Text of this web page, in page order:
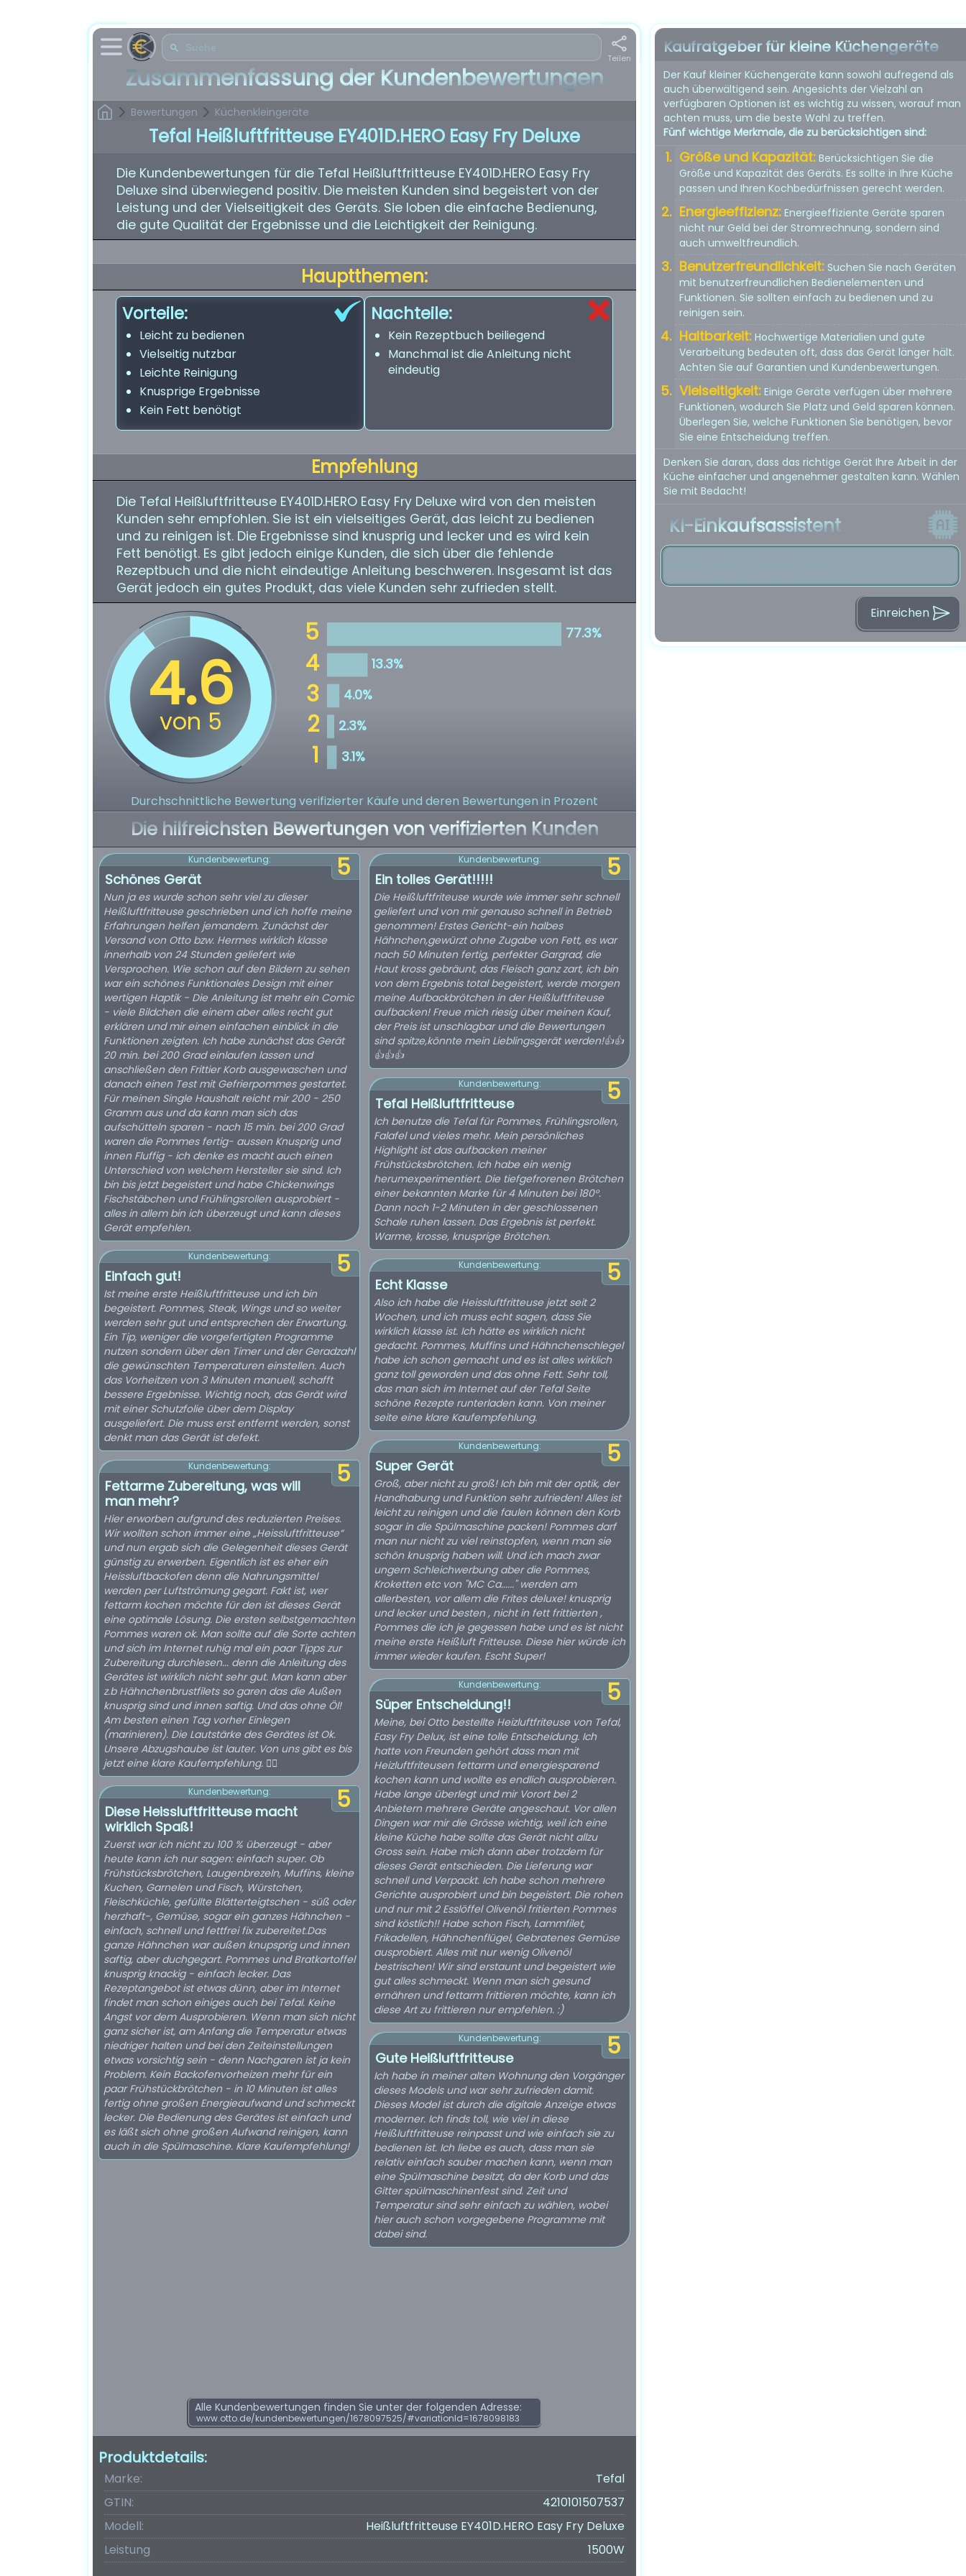
Teilen
Zusammenfassung der Kundenbewertungen
Bewertungen Küchenkleingeräte
Tefal Heißluftfritteuse EY401D.HERO Easy Fry Deluxe
Die Kundenbewertungen für die Tefal Heißluftfritteuse EY401D.HERO Easy Fry
Deluxe sind überwiegend positiv. Die meisten Kunden sind begeistert von der
Leistung und der Vielseitigkeit des Geräts. Sie loben die einfache Bedienung,
die gute Qualität der Ergebnisse und die Leichtigkeit der Reinigung.
Hauptthemen:
Vorteile:
Leicht zu bedienen
Vielseitig nutzbar
Leichte Reinigung
Knusprige Ergebnisse
Kein Fett benötigt
Nachteile:
Kein Rezeptbuch beiliegend
Manchmal ist die Anleitung nicht
eindeutig
Empfehlung
Die Tefal Heißluftfritteuse EY401D.HERO Easy Fry Deluxe wird von den meisten
Kunden sehr empfohlen. Sie ist ein vielseitiges Gerät, das leicht zu bedienen
und zu reinigen ist. Die Ergebnisse sind knusprig und lecker und es wird kein
Fett benötigt. Es gibt jedoch einige Kunden, die sich über die fehlende
Rezeptbuch und die nicht eindeutige Anleitung beschweren. Insgesamt ist das
Gerät jedoch ein gutes Produkt, das viele Kunden sehr zufrieden stellt.
Durchschnittliche Bewertung verifizierter Käufe und deren Bewertungen in Prozent
Die hilfreichsten Bewertungen von verifizierten Kunden
5
Kundenbewertung:
Schönes Gerät
Nun ja es wurde schon sehr viel zu dieser
Heißluftfritteuse geschrieben und ich hoffe meine
Erfahrungen helfen jemandem. Zunächst der
Versand von Otto bzw. Hermes wirklich klasse
innerhalb von 24 Stunden geliefert wie
Versprochen. Wie schon auf den Bildern zu sehen
war ein schönes Funktionales Design mit einer
wertigen Haptik - Die Anleitung ist mehr ein Comic
- viele Bildchen die einem aber alles recht gut
erklären und mir einen einfachen einblick in die
Funktionen zeigten. Ich habe zunächst das Gerät
20 min. bei 200 Grad einlaufen lassen und
anschließen den Frittier Korb ausgewaschen und
danach einen Test mit Gefrierpommes gestartet.
Für meinen Single Haushalt reicht mir 200 - 250
Gramm aus und da kann man sich das
aufschütteln sparen - nach 15 min. bei 200 Grad
waren die Pommes fertig- aussen Knusprig und
innen Fluffig - ich denke es macht auch einen
Unterschied von welchem Hersteller sie sind. Ich
bin bis jetzt begeistert und habe Chickenwings
Fischstäbchen und Frühlingsrollen ausprobiert -
alles in allem bin ich überzeugt und kann dieses
Gerät empfehlen.
5
Kundenbewertung:
Einfach gut!
Ist meine erste Heißluftfritteuse und ich bin
begeistert. Pommes, Steak, Wings und so weiter
werden sehr gut und entsprechen der Erwartung.
Ein Tip, weniger die vorgefertigten Programme
nutzen sondern über den Timer und der Geradzahl
die gewünschten Temperaturen einstellen. Auch
das Vorheitzen von 3 Minuten manuell, schafft
bessere Ergebnisse. Wichtig noch, das Gerät wird
mit einer Schutzfolie über dem Display
ausgeliefert. Die muss erst entfernt werden, sonst
denkt man das Gerät ist defekt.
5
Kundenbewertung:
Fettarme Zubereitung, was will
man mehr?
Hier erworben aufgrund des reduzierten Preises.
Wir wollten schon immer eine „Heissluftfritteuse“
und nun ergab sich die Gelegenheit dieses Gerät
günstig zu erwerben. Eigentlich ist es eher ein
Heissluftbackofen denn die Nahrungsmittel
werden per Luftströmung gegart. Fakt ist, wer
fettarm kochen möchte für den ist dieses Gerät
eine optimale Lösung. Die ersten selbstgemachten
Pommes waren ok. Man sollte auf die Sorte achten
und sich im Internet ruhig mal ein paar Tipps zur
Zubereitung durchlesen... denn die Anleitung des
Gerätes ist wirklich nicht sehr gut. Man kann aber
z.b Hähnchenbrustfilets so garen das die Außen
knusprig sind und innen saftig. Und das ohne Öl!
Am besten einen Tag vorher Einlegen
(marinieren). Die Lautstärke des Gerätes ist Ok.
Unsere Abzugshaube ist lauter. Von uns gibt es bis
jetzt eine klare Kaufempfehlung. 👍🏻
5
Kundenbewertung:
Diese Heissluftfritteuse macht
wirklich Spaß!
Zuerst war ich nicht zu 100 % überzeugt - aber
heute kann ich nur sagen: einfach super. Ob
Frühstücksbrötchen, Laugenbrezeln, Muffins, kleine
Kuchen, Garnelen und Fisch, Würstchen,
Fleischküchle, gefüllte Blätterteigtschen - süß oder
herzhaft-, Gemüse, sogar ein ganzes Hähnchen -
einfach, schnell und fettfrei fix zubereitet.Das
ganze Hähnchen war außen knupsprig und innen
saftig, aber duchgegart. Pommes und Bratkartoffel
knusprig knackig - einfach lecker. Das
Rezeptangebot ist etwas dünn, aber im Internet
findet man schon einiges auch bei Tefal. Keine
Angst vor dem Ausprobieren. Wenn man sich nicht
ganz sicher ist, am Anfang die Temperatur etwas
niedriger halten und bei den Zeiteinstellungen
etwas vorsichtig sein - denn Nachgaren ist ja kein
Problem. Kein Backofenvorheizen mehr für ein
paar Frühstückbrötchen - in 10 Minuten ist alles
fertig ohne großen Energieaufwand und schmeckt
lecker. Die Bedienung des Gerätes ist einfach und
es läßt sich ohne großen Aufwand reinigen, kann
auch in die Spülmaschine. Klare Kaufempfehlung!
5
Kundenbewertung:
Ein tolles Gerät!!!!!
Die Heißluftfriteuse wurde wie immer sehr schnell
geliefert und von mir genauso schnell in Betrieb
genommen! Erstes Gericht-ein halbes
Hähnchen,gewürzt ohne Zugabe von Fett, es war
nach 50 Minuten fertig, perfekter Gargrad, die
Haut kross gebräunt, das Fleisch ganz zart, ich bin
von dem Ergebnis total begeistert, werde morgen
meine Aufbackbrötchen in der Heißluftfriteuse
aufbacken! Freue mich riesig über meinen Kauf,
der Preis ist unschlagbar und die Bewertungen
sind spitze,könnte mein Lieblingsgerät werden!👍👍
👍👍👍
5
Kundenbewertung:
Tefal Heißluftfritteuse
Ich benutze die Tefal für Pommes, Frühlingsrollen,
Falafel und vieles mehr. Mein persönliches
Highlight ist das aufbacken meiner
Frühstücksbrötchen. Ich habe ein wenig
herumexperimentiert. Die tiefgefrorenen Brötchen
einer bekannten Marke für 4 Minuten bei 180°.
Dann noch 1-2 Minuten in der geschlossenen
Schale ruhen lassen. Das Ergebnis ist perfekt.
Warme, krosse, knusprige Brötchen.
5
Kundenbewertung:
Echt Klasse
Also ich habe die Heissluftfritteuse jetzt seit 2
Wochen, und ich muss echt sagen, dass Sie
wirklich klasse ist. Ich hätte es wirklich nicht
gedacht. Pommes, Muffins und Hähnchenschlegel
habe ich schon gemacht und es ist alles wirklich
ganz toll geworden und das ohne Fett. Sehr toll,
das man sich im Internet auf der Tefal Seite
schöne Rezepte runterladen kann. Von meiner
seite eine klare Kaufempfehlung.
5
Kundenbewertung:
Super Gerät
Groß, aber nicht zu groß! Ich bin mit der optik, der
Handhabung und Funktion sehr zufrieden! Alles ist
leicht zu reinigen und die faulen können den Korb
sogar in die Spülmaschine packen! Pommes darf
man nur nicht zu viel reinstopfen, wenn man sie
schön knusprig haben will. Und ich mach zwar
ungern Schleichwerbung aber die Pommes,
Kroketten etc von "MC Ca......" werden am
allerbesten, vor allem die Frites deluxe! knusprig
und lecker und besten , nicht in fett frittierten ,
Pommes die ich je gegessen habe und es ist nicht
meine erste Heißluft Fritteuse. Diese hier würde ich
immer wieder kaufen. Escht Super!
5
Kundenbewertung:
Süper Entscheidung!!
Meine, bei Otto bestellte Heizluftfriteuse von Tefal,
Easy Fry Delux, ist eine tolle Entscheidung. Ich
hatte von Freunden gehört dass man mit
Heizluftfriteusen fettarm und energiesparend
kochen kann und wollte es endlich ausprobieren.
Habe lange überlegt und mir Vorort bei 2
Anbietern mehrere Geräte angeschaut. Vor allen
Dingen war mir die Grösse wichtig, weil ich eine
kleine Küche habe sollte das Gerät nicht allzu
Gross sein. Habe mich dann aber trotzdem für
dieses Gerät entschieden. Die Lieferung war
schnell und Verpackt. Ich habe schon mehrere
Gerichte ausprobiert und bin begeistert. Die rohen
und nur mit 2 Esslöffel Olivenöl fritierten Pommes
sind köstlich!! Habe schon Fisch, Lammfilet,
Frikadellen, Hähnchenflügel, Gebratenes Gemüse
ausprobiert. Alles mit nur wenig Olivenöl
bestrischen! Wir sind erstaunt und begeistert wie
gut alles schmeckt. Wenn man sich gesund
ernähren und fettarm frittieren möchte, kann ich
diese Art zu frittieren nur empfehlen. :)
5
Kundenbewertung:
Gute Heißluftfritteuse
Ich habe in meiner alten Wohnung den Vorgänger
dieses Models und war sehr zufrieden damit.
Dieses Model ist durch die digitale Anzeige etwas
moderner. Ich finds toll, wie viel in diese
Heißluftfritteuse reinpasst und wie einfach sie zu
bedienen ist. Ich liebe es auch, dass man sie
relativ einfach sauber machen kann, wenn man
eine Spülmaschine besitzt, da der Korb und das
Gitter spülmaschinenfest sind. Zeit und
Temperatur sind sehr einfach zu wählen, wobei
hier auch schon vorgegebene Programme mit
dabei sind.
Alle Kundenbewertungen finden Sie unter der folgenden Adresse:
www.otto.de/kundenbewertungen/1678097525/#variationId=1678098183
Produktdetails:
Marke:
Tefal
GTIN:
4210101507537
Modell:
Heißluftfritteuse EY401D.HERO Easy Fry Deluxe
Leistung
1500W
Kaufratgeber für kleine Küchengeräte
Der Kauf kleiner Küchengeräte kann sowohl aufregend als
auch überwältigend sein. Angesichts der Vielzahl an
verfügbaren Optionen ist es wichtig zu wissen, worauf man
achten muss, um die beste Wahl zu treffen.
Fünf wichtige Merkmale, die zu berücksichtigen sind:
Größe und Kapazität: Berücksichtigen Sie die
Größe und Kapazität des Geräts. Es sollte in Ihre Küche
passen und Ihren Kochbedürfnissen gerecht werden.
Energieeffizienz: Energieeffiziente Geräte sparen
nicht nur Geld bei der Stromrechnung, sondern sind
auch umweltfreundlich.
Benutzerfreundlichkeit: Suchen Sie nach Geräten
mit benutzerfreundlichen Bedienelementen und
Funktionen. Sie sollten einfach zu bedienen und zu
reinigen sein.
Haltbarkeit: Hochwertige Materialien und gute
Verarbeitung bedeuten oft, dass das Gerät länger hält.
Achten Sie auf Garantien und Kundenbewertungen.
Vielseitigkeit: Einige Geräte verfügen über mehrere
Funktionen, wodurch Sie Platz und Geld sparen können.
Überlegen Sie, welche Funktionen Sie benötigen, bevor
Sie eine Entscheidung treffen.
Denken Sie daran, dass das richtige Gerät Ihre Arbeit in der
Küche einfacher und angenehmer gestalten kann. Wählen
Sie mit Bedacht!
KI-Einkaufsassistent
Einreichen